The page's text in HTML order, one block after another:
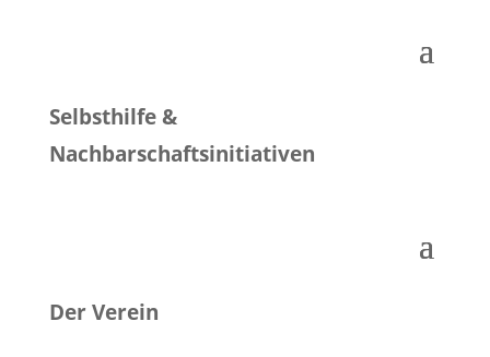
Selbsthilfe &
Nachbarschaftsinitiativen
Der Verein